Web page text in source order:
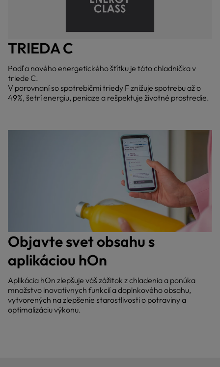
TRIEDA C
Podľa nového energetického štítku je táto chladnička v
triede C.
V porovnaní so spotrebičmi triedy F znižuje spotrebu až o
49%, šetrí energiu, peniaze a rešpektuje životné prostredie.
Objavte svet obsahu s
aplikáciou hOn
Aplikácia hOn zlepšuje váš zážitok z chladenia a ponúka
množstvo inovatívnych funkcií a doplnkového obsahu,
vytvorených na zlepšenie starostlivosti o potraviny a
optimalizáciu výkonu.